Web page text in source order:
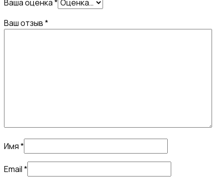
Ваша оценка*
Ваш отзыв*
Имя*
Email*